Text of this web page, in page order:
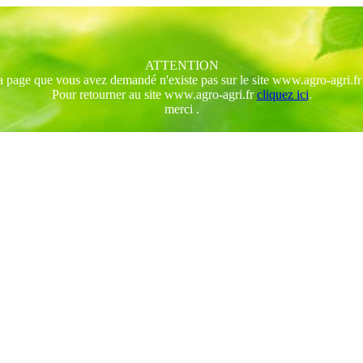
ATTENTION
page que vous avez demandé n'existe pas sur le site www.agro-
Pour retourner au site www.agro-agri.frcliquez ici.
merci .